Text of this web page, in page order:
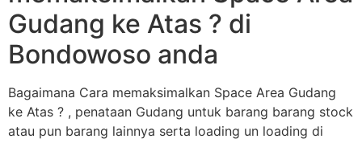
Gudang ke Atas ? di
Bondowoso anda
Bagaimana Cara memaksimalkan Space Area Gudang
ke Atas ? , penataan Gudang untuk barang barang stock
atau pun barang lainnya serta loading un loading di